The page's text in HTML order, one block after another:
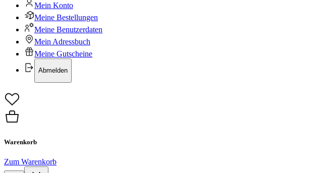
Mein Konto
Meine Bestellungen
Meine Benutzerdaten
Mein Adressbuch
Meine Gutscheine
Abmelden
Warenkorb
Zum Warenkorb